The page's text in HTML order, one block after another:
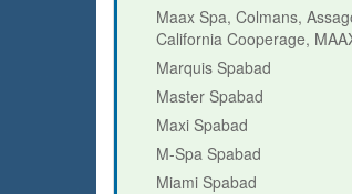
Maax Spa, Colmans,
California Cooperage,
Marquis Spabad
Master Spabad
Maxi Spabad
M-Spa Spabad
Miami Spabad